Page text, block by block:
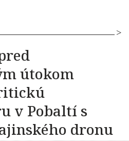
útokom
v Pobaltí s
dronu